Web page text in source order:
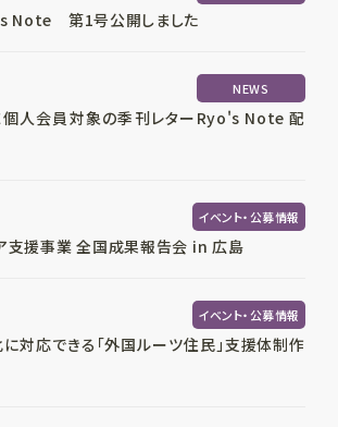
Note 第1号公開しました
NEWS
個人会員対象の季刊レターRyo's Note 配
イベント・公募情報
支援事業 全国成果報告会 in 広島
イベント・公募情報
対応できる「外国ルーツ住民」支援体制作